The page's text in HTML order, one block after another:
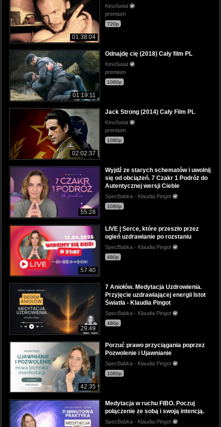
01:38:04
KinoSwiat
premium
720p
01:19:11
Odnajdę cię (2018) Cały film PL
KinoSwiat
premium
1080p
02:02:37
Jack Strong (2014) Cały Film PL
KinoSwiat
premium
1080p
55:28
Wyjdź ze starych schematów i uwolnij
się od obciążeń. 7 Czakr 1 Podróż do
Autentycznej wersji Ciebie
SpecBabka - Klaudia Pingot
1080p
57:40
LIVE | Serce, które przeszło przez
ogień uzdrawianie po rozstaniu
SpecBabka - Klaudia Pingot
480p
29:49
7 Aniołów. Medytacja Uzdrowienia.
Przyjęcie uzdrawiającej energii Istot
Światła - Klaudia Pingot
SpecBabka - Klaudia Pingot
480p
42:35
Porzuć prawo przyciągania poprzez
Pozwolenie i Ujawnianie
SpecBabka - Klaudia Pingot
1080p
Medytacja w ruchu FIBO. Poczuj
połączenie ze sobą i swoją intencją.
SpecBabka - Klaudia Pingot